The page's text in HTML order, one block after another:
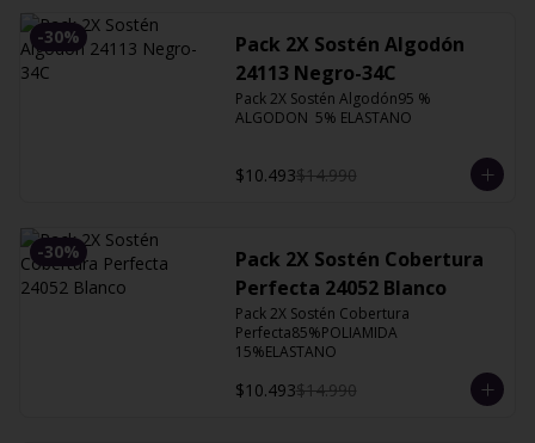
-30%
Pack 2X Sostén Algodón
24113 Negro-34C
Pack 2X Sostén Algodón95 %
ALGODON  5% ELASTANO
$10.493$14.990
-30%
Pack 2X Sostén Cobertura
Perfecta 24052 Blanco
Pack 2X Sostén Cobertura
Perfecta85%POLIAMIDA
15%ELASTANO
$10.493$14.990